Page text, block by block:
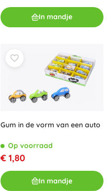
In mandje
Gum in de vorm van een auto
Op voorraad
€ 1,80
In mandje